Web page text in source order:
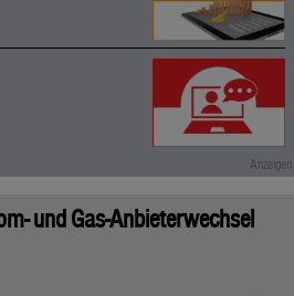
und Gas-Anbieterwechsel